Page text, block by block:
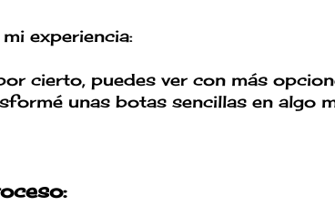
experiencia:
cierto, puedes ver con más
unas botas sencillas en algo